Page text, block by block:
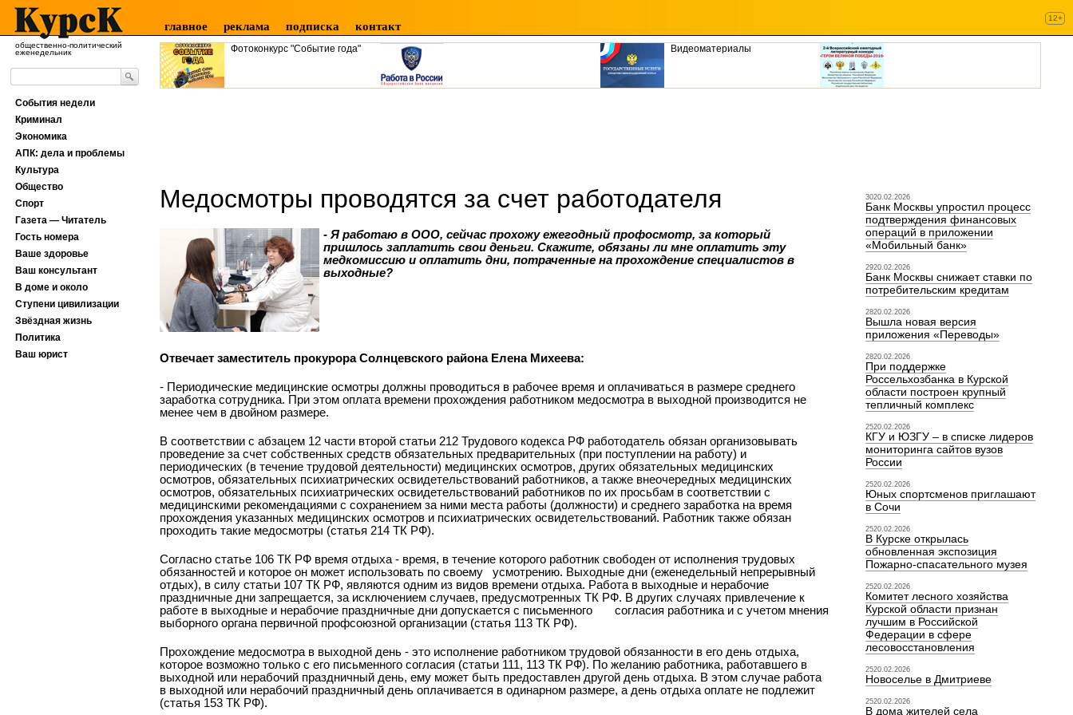
общественно-политический
еженедельник
главное реклама подписка контакт
12+
Фотоконкурс "Событие года" Видеоматериалы
Медосмотры проводятся за счет работодателя
- Я работаю в ООО, сейчас прохожу ежегодный профосмотр, за который
пришлось заплатить свои деньги. Скажите, обязаны ли мне оплатить эту
медкомиссию и оплатить дни, потраченные на прохождение специалистов в
выходные?
Отвечает заместитель прокурора Солнцевского района Елена Михеева:
- Периодические медицинские осмотры должны проводиться в рабочее время и оплачиваться в размере среднего
заработка сотрудника. При этом оплата времени прохождения работником медосмотра в выходной производится не
менее чем в двойном размере.
В соответствии с абзацем 12 части второй статьи 212 Трудового кодекса РФ работодатель обязан организовывать
проведение за счет собственных средств обязательных предварительных (при поступлении на работу) и
периодических (в течение трудовой деятельности) медицинских осмотров, других обязательных медицинских
осмотров, обязательных психиатрических освидетельствований работников, а также внеочередных медицинских
осмотров, обязательных психиатрических освидетельствований работников по их просьбам в соответствии с
медицинскими рекомендациями с сохранением за ними места работы (должности) и среднего заработка на время
прохождения указанных медицинских осмотров и психиатрических освидетельствований. Работник также обязан
проходить такие медосмотры (статья 214 ТК РФ).
Согласно статье 106 ТК РФ время отдыха - время, в течение которого работник свободен от исполнения трудовых
обязанностей и которое он может использовать по своему
усмотрению. Выходные дни (еженедельный непрерывный
отдых), в силу статьи 107 ТК РФ, являются одним из видов времени отдыха. Работа в выходные и нерабочие
праздничные дни запрещается, за исключением случаев, предусмотренных ТК РФ. В других случаях привлечение к
работе в выходные и нерабочие праздничные дни допускается с письменного
согласия работника и с учетом мнения
выборного органа первичной профсоюзной организации (статья 113 ТК РФ).
Прохождение медосмотра в выходной день - это исполнение работником трудовой обязанности в его день отдыха,
которое возможно только с его письменного согласия (статьи 111, 113 ТК РФ). По желанию работника, работавшего в
выходной или нерабочий праздничный день, ему может быть предоставлен другой день отдыха. В этом случае работа
в выходной или нерабочий праздничный день оплачивается в одинарном размере, а день отдыха оплате не подлежит
(статья 153 ТК РФ).
3020.02.2026
Банк Москвы упростил процесс
подтверждения финансовых
операций в приложении
«Мобильный банк»
2920.02.2026
Банк Москвы снижает ставки по
потребительским кредитам
2820.02.2026
Вышла новая версия
приложения «Переводы»
2820.02.2026
При поддержке
Россельхозбанка в Курской
области построен крупный
тепличный комплекс
2520.02.2026
КГУ и ЮЗГУ – в списке лидеров
мониторинга сайтов вузов
России
2520.02.2026
Юных спортсменов приглашают
в Сочи
2520.02.2026
В Курске открылась
обновленная экспозиция
Пожарно-спасательного музея
2520.02.2026
Комитет лесного хозяйства
Курской области признан
лучшим в Российской
Федерации в сфере
лесовосстановления
2520.02.2026
Новоселье в Дмитриеве
2520.02.2026
В дома жителей села
События недели
Криминал
Экономика
АПК: дела и проблемы
Культура
Общество
Спорт
Газета — Читатель
Гость номера
Ваше здоровье
Ваш консультант
В доме и около
Ступени цивилизации
Звёздная жизнь
Политика
Ваш юрист